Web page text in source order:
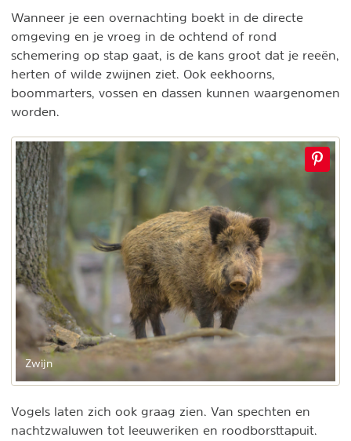
Wanneer je een overnachting boekt in de directe
omgeving en je vroeg in de ochtend of rond
schemering op stap gaat, is de kans groot dat je reeën,
herten of wilde zwijnen ziet. Ook eekhoorns,
boommarters, vossen en dassen kunnen waargenomen
worden.
Zwijn
Vogels laten zich ook graag zien. Van spechten en
nachtzwaluwen tot leeuweriken en roodborsttapuit.